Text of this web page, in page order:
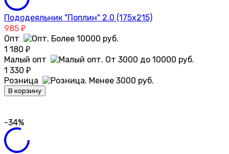
Пододеяльник "Поплин" 2.0 (175х215)
985 ₽
Опт
1 180 ₽
Малый опт
1 330 ₽
Розница
В корзину
-34%